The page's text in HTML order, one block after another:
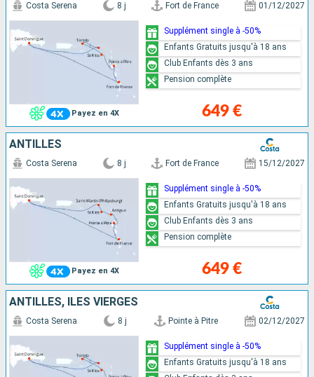
Payez en 4X
Costa Serena 8 j Fort de France 01/12/2027
649 €
Supplément single à -50%
Enfants Gratuits jusqu'à 18 ans
Club Enfants dès 3 ans
Pension complète
ANTILLES
Payez en 4X
Costa Serena 8 j Fort de France 15/12/2027
649 €
Supplément single à -50%
Enfants Gratuits jusqu'à 18 ans
Club Enfants dès 3 ans
Pension complète
ANTILLES, ILES VIERGES
Costa Serena 8 j Pointe à Pitre 02/12/2027
Supplément single à -50%
Enfants Gratuits jusqu'à 18 ans